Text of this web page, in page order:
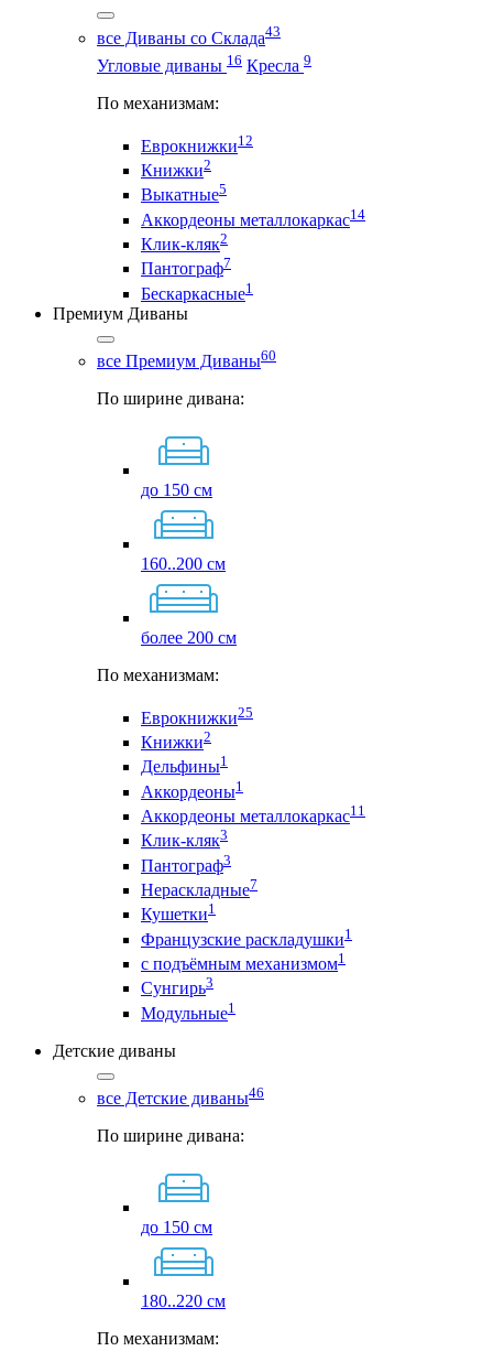
все Диваны со Склада43
Угловые диваны 16 Кресла 9
По механизмам:
Еврокнижки12
Книжки2
Выкатные5
Аккордеоны металлокаркас14
Клик-кляк2
Пантограф7
Бескаркасные1
Премиум Диваны
все Премиум Диваны60
По ширине дивана:
до 150 см
160..200 см
более 200 см
По механизмам:
Еврокнижки25
Книжки2
Дельфины1
Аккордеоны1
Аккордеоны металлокаркас11
Клик-кляк3
Пантограф3
Нераскладные7
Кушетки1
Французские раскладушки1
с подъёмным механизмом1
Сунгирь3
Модульные1
Детские диваны
все Детские диваны46
По ширине дивана:
до 150 см
180..220 см
По механизмам: